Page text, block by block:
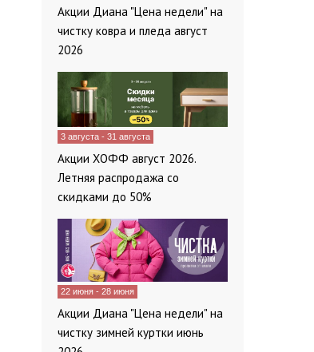
Акции Диана "Цена недели" на
чистку ковра и пледа август
2026
3 августа - 31 августа
Акции ХОФФ август 2026.
Летняя распродажа со
скидками до 50%
22 июня - 28 июня
Акции Диана "Цена недели" на
чистку зимней куртки июнь